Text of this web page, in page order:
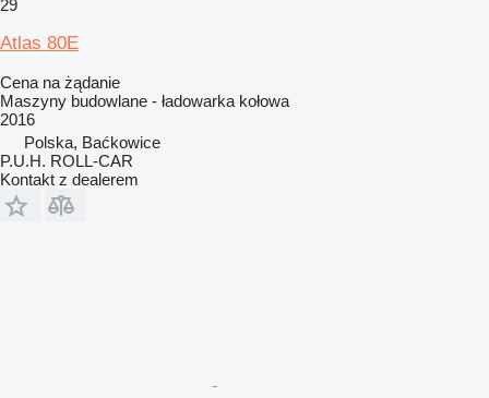
29
Atlas 80E
Cena na żądanie
Maszyny budowlane - ładowarka kołowa
2016
Polska, Baćkowice
P.U.H. ROLL-CAR
Kontakt z dealerem